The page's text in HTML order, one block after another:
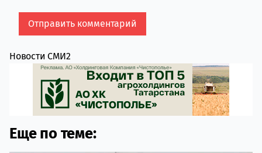
Новости СМИ2
Еще по теме: